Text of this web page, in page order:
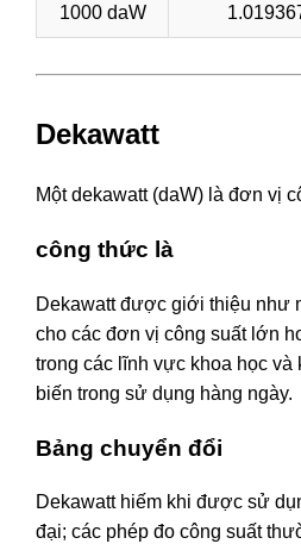
1000 daW
Dekawatt
Một dekawatt (daW) là đơn vị
công thức là
Dekawatt được giới thiệu như
cho các đơn vị công suất lớn
trong các lĩnh vực khoa học và
biến trong sử dụng hàng ngày.
Bảng chuyển đổi
Dekawatt hiếm khi được sử
đại; các phép đo công suất